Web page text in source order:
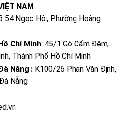
NAM
54 Ngọc Hồi, Phường Hoàng
Chí Minh: 45/1 Gò Cẩm Đệm,
Thành Phố Hồ Chí Minh
Nẵng :K100/26 Phan Văn Định,
Nẵng